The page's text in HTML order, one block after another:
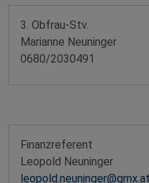
3. Obfrau-Stv.
Marianne Neuninger
0680/2030491
Finanzreferent
Leopold Neuninger
leopold.neuninger@gmx.at